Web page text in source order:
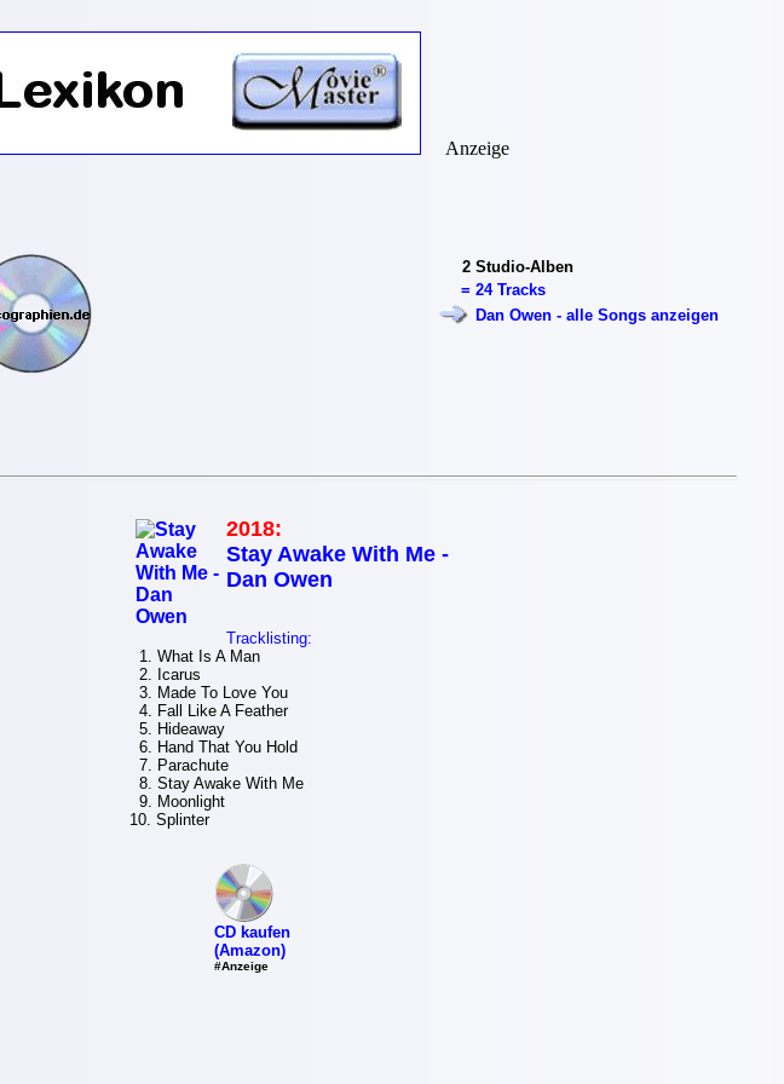
2 Studio-Alben
= 24 Tracks
Dan Owen - alle Songs anzeigen
2018:
Stay Awake With Me -
Dan Owen
Tracklisting:
1. What Is A Man
2. Icarus
3. Made To Love You
4. Fall Like A Feather
5. Hideaway
6. Hand That You Hold
7. Parachute
8. Stay Awake With Me
9. Moonlight
10. Splinter
CD kaufen
(Amazon)
#Anzeige
Anzeige